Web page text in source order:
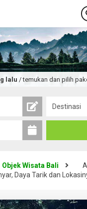
dan pilih paket tour dan
Objek Wisata Bali
Daya Tarik dan